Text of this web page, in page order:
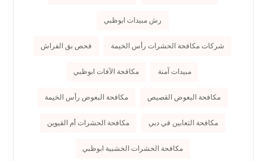
رش مبيدات ابوظبي
شركات مكافحة الحشرات رأس الخيمة فحص بق الفراش
مبيدات آمنة مكافحة الآفات ابوظبي
مكافحة البعوض القصيص مكافحة البعوض رأس الخيمة
مكافحة الثعابين في دبي مكافحة الحشرات أم القيوين
مكافحة الحشرات الخشبية ابوظبي